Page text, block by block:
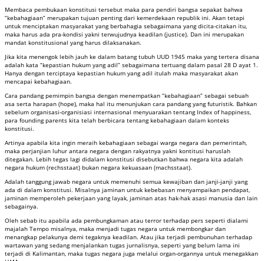
Membaca pembukaan konstitusi tersebut maka para pendiri bangsa sepakat bahwa
“kebahagiaan” merupakan tujuan penting dari kemerdekaan republik ini. Akan tetapi
untuk menciptakan masyarakat yang berbahagia sebagaimana yang dicita-citakan itu,
maka harus ada pra-kondisi yakni terwujudnya keadilan (justice). Dan ini merupakan
mandat konstitusional yang harus dilaksanakan.
Jika kita menengok lebih jauh ke dalam batang tubuh UUD 1945 maka yang tertera disana
adalah kata “kepastian hukum yang adil” sebagaimana tertuang dalam pasal 28 D ayat 1.
Hanya dengan terciptaya kepastian hukum yang adil itulah maka masyarakat akan
mencapai kebahagiaan.
Cara pandang pemimpin bangsa dengan menempatkan “kebahagiaan” sebagai sebuah
asa serta harapan (hope), maka hal itu menunjukan cara pandang yang futuristik. Bahkan
sebelum organisasi-organisiasi internasional menyuarakan tentang Index of happiness,
para founding parents kita telah berbicara tentang kebahagiaan dalam konteks
konstitusi.
Artinya apabila kita ingin meraih kebahagiaan sebagai warga negara dan pemerintah,
maka perjanjian luhur antara negara dengan rakyatnya yakni kontitusi haruslah
ditegakan. Lebih tegas lagi didalam konstitusi disebutkan bahwa negara kita adalah
negara hukum (rechsstaat) bukan negara kekuasaan (machsstaat).
Adalah tanggung jawab negara untuk memenuhi semua kewajiban dan janji-janji yang
ada di dalam konstitusi. Misalnya jaminan untuk kebebasan menyampaikan pendapat,
jaminan memperoleh pekerjaan yang layak, jaminan atas hak-hak asasi manusia dan lain
sebagainya.
Oleh sebab itu apabila ada pembungkaman atau terror terhadap pers seperti dialami
majalah Tempo misalnya, maka menjadi tugas negara untuk membongkar dan
menangkap pelakunya demi tegaknya keadilan. Atau jika terjadi pembunuhan terhadap
wartawan yang sedang menjalankan tugas jurnalisnya, seperti yang belum lama ini
terjadi di Kalimantan, maka tugas negara juga melalui organ-organnya untuk menegakkan